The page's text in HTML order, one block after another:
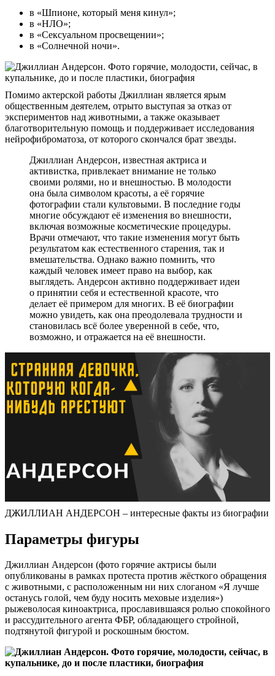
в «Шпионе, который меня кинул»;
в «НЛО»;
в «Сексуальном просвещении»;
в «Солнечной ночи».
Помимо актерской работы Джиллиан является ярым
общественным деятелем, отрыто выступая за отказ от
экспериментов над животными, а также оказывает
благотворительную помощь и поддерживает исследования
нейрофиброматоза, от которого скончался брат звезды.
Джиллиан Андерсон, известная актриса и
активистка, привлекает внимание не только
своими ролями, но и внешностью. В молодости
она была символом красоты, а её горячие
фотографии стали культовыми. В последние годы
многие обсуждают её изменения во внешности,
включая возможные косметические процедуры.
Врачи отмечают, что такие изменения могут быть
результатом как естественного старения, так и
вмешательства. Однако важно помнить, что
каждый человек имеет право на выбор, как
выглядеть. Андерсон активно поддерживает идеи
о принятии себя и естественной красоте, что
делает её примером для многих. В её биографии
можно увидеть, как она преодолевала трудности и
становилась всё более уверенной в себе, что,
возможно, и отражается на её внешности.
ДЖИЛЛИАН АНДЕРСОН – интересные факты из биографии
Параметры фигуры
Джиллиан Андерсон (фото горячие актрисы были
опубликованы в рамках протеста против жёсткого обращения
с животными, с расположенным ни них слоганом «Я лучше
останусь голой, чем буду носить меховые изделия»)
рыжеволосая киноактриса, прославившаяся ролью спокойного
и рассудительного агента ФБР, обладающего стройной,
подтянутой фигурой и роскошным бюстом.